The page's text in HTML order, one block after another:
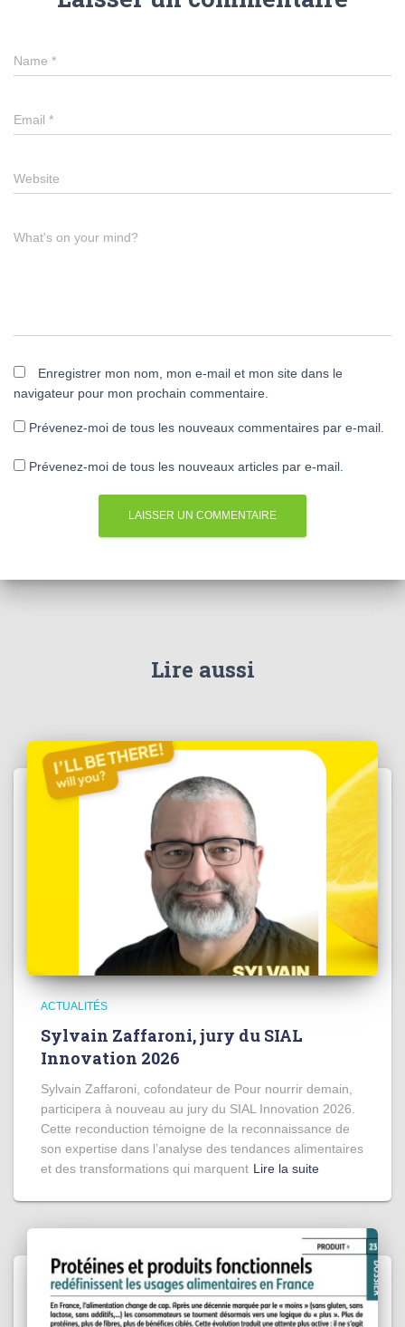
Name *
Email *
Website
What's on your mind?
Enregistrer mon nom, mon e-mail et mon site dans le
navigateur pour mon prochain commentaire.
Prévenez-moi de tous les nouveaux commentaires par e-mail.
Prévenez-moi de tous les nouveaux articles par e-mail.
Lire aussi
ACTUALITÉS
Sylvain Zaffaroni, jury du SIAL
Innovation 2026
Sylvain Zaffaroni, cofondateur de Pour nourrir demain,
participera à nouveau au jury du SIAL Innovation 2026.
Cette reconduction témoigne de la reconnaissance de
son expertise dans l’analyse des tendances alimentaires
et des transformations qui marquent Lire la suite